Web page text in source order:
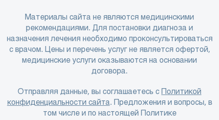
Материалы сайта не являются медицинскими
рекомендациями. Для постановки диагноза и
назначения лечения необходимо проконсультироваться
с врачом. Цены и перечень услуг не является офертой,
медицинские услуги оказываются на основании
договора.
Отправляя данные, вы соглашаетесь с Политикой
конфиденциальности сайта. Предложения и вопросы, в
том числе и по настоящей Политике